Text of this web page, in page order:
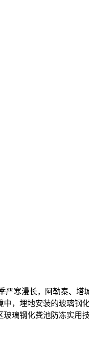
寒漫长，阿勒泰、
，埋地安装的玻璃钢
璃钢化粪池防冻实用